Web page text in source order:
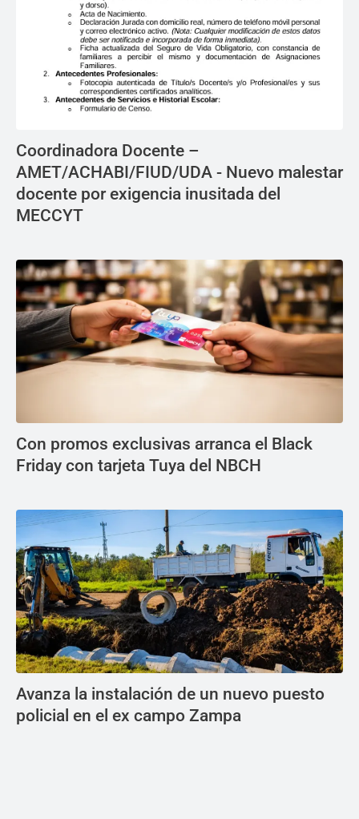
Coordinadora Docente –
AMET/ACHABI/FIUD/UDA - Nuevo malestar
docente por exigencia inusitada del
MECCYT
Con promos exclusivas arranca el Black
Friday con tarjeta Tuya del NBCH
Avanza la instalación de un nuevo puesto
policial en el ex campo Zampa